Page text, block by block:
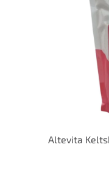
Altevita